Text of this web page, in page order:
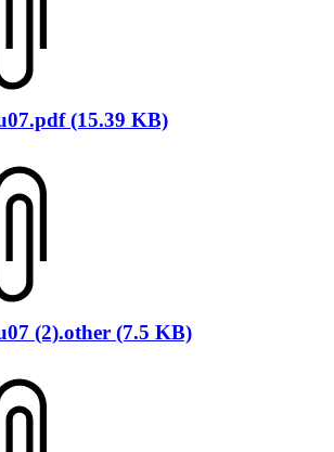
(15.39 KB)
(2).other (7.5 KB)